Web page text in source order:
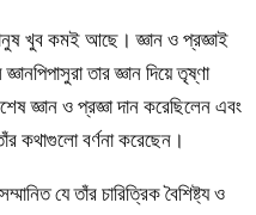
খুব কমই আছে। জ্ঞান ও প্রজ্ঞাই
তার জ্ঞান দিয়ে তৃষ্ণা
জ্ঞান ও প্রজ্ঞা দান করেছিলেন এবং
কথাগুলো বর্ণনা করেছেন।
যে তাঁর চারিত্রিক বৈশিষ্ট্য ও